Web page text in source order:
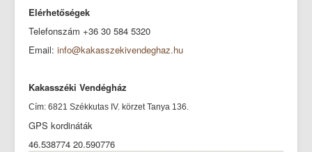
Elérhetőségek
Telefonszám +36 30 584 5320
Email: info@kakasszekivendeghaz.hu
Kakasszéki Vendégház
Cím: 6821 Székkutas IV. körzet Tanya 136.
GPS kordináták
46.538774 20.590776